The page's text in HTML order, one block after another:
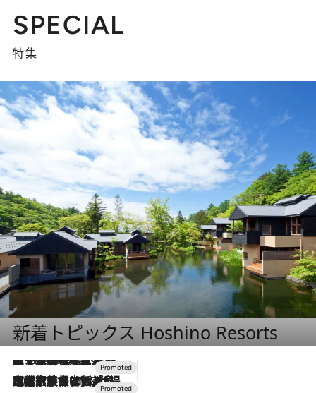
SPECIAL
特集
新着トピックス Hoshino Resorts
2026.8.7
【トンボの足水浴】ヒノキの香りに包まれて涼感マックス！約13℃の湧水かけ流しを避暑地「星野温泉 トンボの湯」で体験
2026.7.31
【ホテル帰省】という選択肢をOMOが提案。家族とほどよい距離を保つには「昼は実家、夜は気兼ねなくホテルで！」